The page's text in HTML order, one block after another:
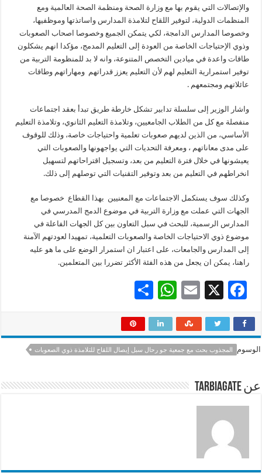
والإتصالات التي يقوم بها مع وزارة الصحة ومنظمة الصحة العالمية ومع
المنظمات الدولية، لتوفير اللقاح لتلامذة المدارس واساتذتها وموظفيها،
وخصوصا المدارس الدامجة، لكي يتمكن الجميع وخصوصا اصحاب الصعوبات
وذوي الإحتياجات الخاصة من العودة إلى التعليم المدمج، مؤكدا انهم يشكلون
طاقات واعدة في ميادين التخصص المتنوعة، وانه لا بد للمنظومة التربية من
توفير استمرارية التعليم لهم لأن التعليم يعزز قدراتهم ومهاراتهم وطاقات
عائلاتهم ومجتمعهم .
واشار الوزير إلى سلسلة تدابير تشكل خارطة طريق تبدأ بعقد اجتماعات
منفصلة مع كل من الطلاب الجامعيين، وتلامذة التعليم الثانوي، وتلامذة التعليم
الأساسي، من الذين لديهم صعوبات تعلمية واحتياجات خاصة، وذلك للوقوف
على مدى معاناتهم ، ومعرفة التحديات التي يواجهونها والصعوبات التي
يعيشونها في خلال فترة التعليم من بعد، وتسجيل اقتراحاتهم لتسهيل
انخراطهم في التعليم من بعد وتوفير التقنيات التي توصلهم إلى ذلك.
وكذلك سوف يستكمل الاجتماعات مع المعنيين بهذا القطاع خصوصا مع
الجهات التي عملت مع وزارة التربية في موضوع الدمج المدرسي في
المدارس الرسمية، للبحث في سبل التعاون بين كل الجهات الفاعلة في
موضوع ذوي الاحتياجات الخاصة والصعوبات التعلمية، تمهيدا لعودتهم الآمنة
إلى المدارس والجامعات، على اعتبار ان استمرار الوضع على ما هو عليه
راهنا، يمكن ان يجعل من هذه الفئة الأكثر تضررا بين المتعلمين.
F
e
b
o
k
X
E
ai
l
W
at
sA
p
ar
e
الوسوم المجذوب بحث مع جمعية جو رحال سبل إيصال اللقاح للتلامذة ذوي الصعوبات
عن tarbiagate